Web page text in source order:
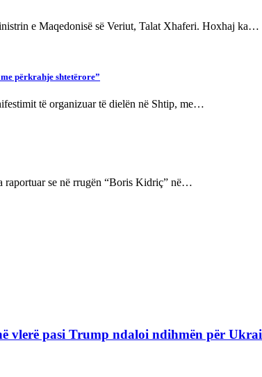
e Maqedonisë së Veriut, Talat Xhaferi. Hoxhaj ka…
përkrahje shtetërore”
të organizuar të dielën në Shtip, me…
raportuar se në rrugën “Boris Kidriç” në…
vlerë pasi Trump ndaloi ndihmën për